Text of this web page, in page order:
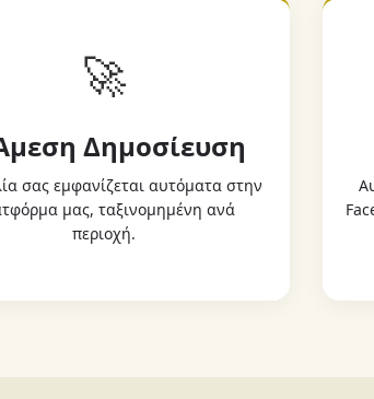
🚀
Δημοσίευση
σας εμφανίζεται αυτόματα στην
μας, ταξινομημένη ανά
περιοχή.